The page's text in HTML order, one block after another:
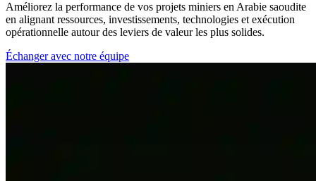
Améliorez la performance de vos projets miniers en Arabie saoudite
en alignant ressources, investissements, technologies et exécution
opérationnelle autour des leviers de valeur les plus solides.
Échanger avec notre équipe